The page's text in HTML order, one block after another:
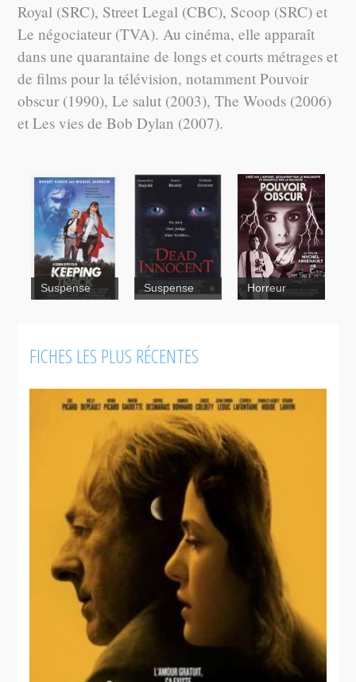
Royal (SRC), Street Legal (CBC), Scoop (SRC) et
Le négociateur (TVA). Au cinéma, elle apparaît
dans une quarantaine de longs et courts métrages et
de films pour la télévision, notamment Pouvoir
obscur (1990), Le salut (2003), The Woods (2006)
et Les vies de Bob Dylan (2007).
Suspense Suspense Horreur
FICHES LES PLUS RÉCENTES